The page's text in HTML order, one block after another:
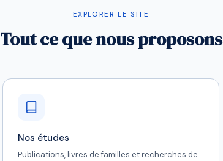
EXPLORER LE SITE
Tout ce que nous proposons
Nos études
Publications, livres de familles et recherches de